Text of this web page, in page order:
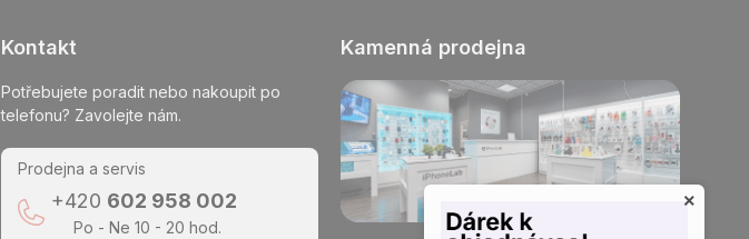
Kontakt
Potřebujete poradit nebo nakoupit po
telefonu? Zavolejte nám.
Prodejna a servis
+420 602 958 002
Po - Ne 10 - 20 hod.
Kamenná prodejna
×